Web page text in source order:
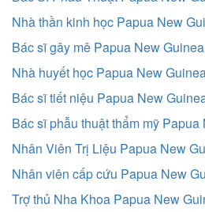
Nhà thần kinh học Papua New
Bác sĩ gây mê Papua New Guinea
Nhà huyết học Papua New
Bác sĩ tiết niệu Papua New
Bác sĩ phẫu thuật thẩm mỹ
Nhân Viên Trị Liệu Papua New
Nhân viên cấp cứu Papua New
Trợ thủ Nha Khoa Papua New